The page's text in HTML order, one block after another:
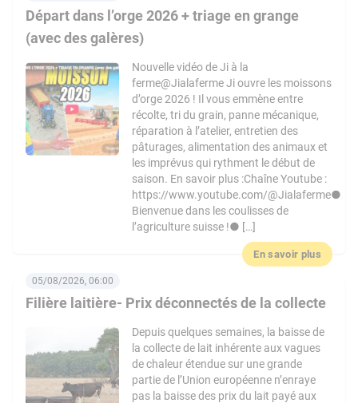
Départ dans l’orge 2026 + triage en grange
(avec des galères)
Nouvelle vidéo de Ji à la
ferme@Jialaferme Ji ouvre les moissons
d’orge 2026 ! Il vous emmène entre
récolte, tri du grain, panne mécanique,
réparation à l’atelier, entretien des
pâturages, alimentation des animaux et
les imprévus qui rythment le début de
saison. En savoir plus :Chaîne Youtube :
https://www.youtube.com/@Jialaferme●
Bienvenue dans les coulisses de
l’agriculture suisse !● […]
En savoir plus
Filière laitière- Prix déconnectés de la collecte
05/08/2026, 06:00
Depuis quelques semaines, la baisse de
la collecte de lait inhérente aux vagues
de chaleur étendue sur une grande
partie de l’Union européenne n’enraye
pas la baisse des prix du lait payé aux